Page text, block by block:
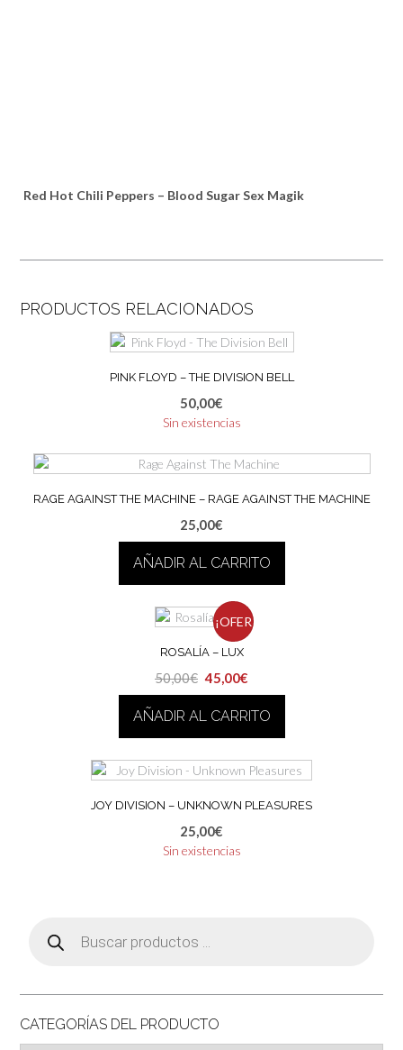
Red Hot Chili Peppers – Blood Sugar Sex Magik
PRODUCTOS RELACIONADOS
PINK FLOYD – THE DIVISION BELL
50,00€
Sin existencias
RAGE AGAINST THE MACHINE – RAGE AGAINST THE MACHINE
25,00€
AÑADIR AL CARRITO
¡OFER
ROSALÍA – LUX
50,00€ El
precio
original
era:
50,00€.
45,00€
precio
actual
es:
45,00€.
AÑADIR AL CARRITO
JOY DIVISION – UNKNOWN PLEASURES
25,00€
Sin existencias
productos
CATEGORÍAS DEL PRODUCTO